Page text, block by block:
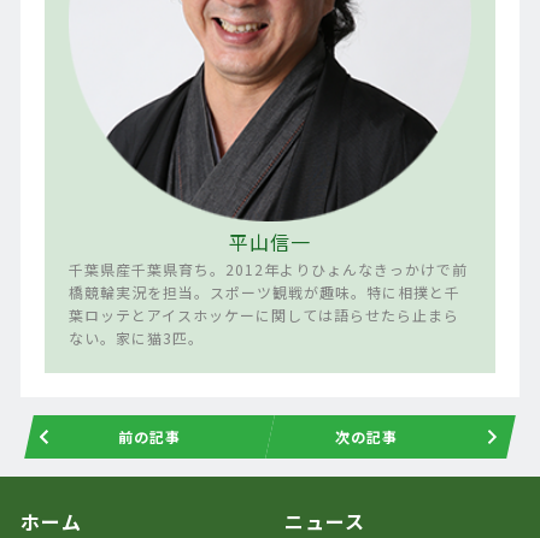
平山信一
千葉県産千葉県育ち。2012年よりひょんなきっかけで前
橋競輪実況を担当。スポーツ観戦が趣味。特に相撲と千
葉ロッテとアイスホッケーに関しては語らせたら止まら
ない。家に猫3匹。
前の記事 次の記事
ホーム ニュース